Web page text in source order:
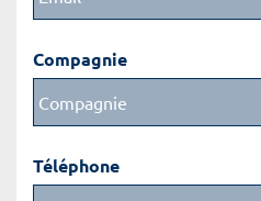
Compagnie
Téléphone